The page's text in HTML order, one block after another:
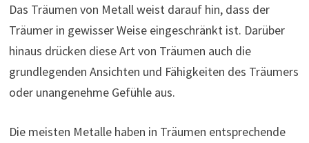
Das Träumen von Metall weist darauf hin, dass der
Träumer in gewisser Weise eingeschränkt ist. Darüber
hinaus drücken diese Art von Träumen auch die
grundlegenden Ansichten und Fähigkeiten des Träumers
oder unangenehme Gefühle aus.
Die meisten Metalle haben in Träumen entsprechende